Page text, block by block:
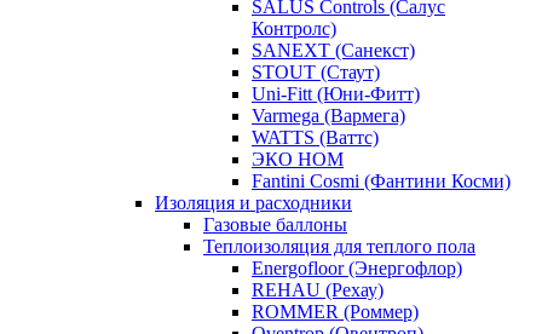
SALUS Controls (Салус
Контролс)
SANEXT (Санекст)
STOUT (Стаут)
Uni-Fitt (Юни-Фитт)
Varmega (Вармега)
WATTS (Ваттс)
ЭКО НОМ
Fantini Cosmi (Фантини Косми)
Изоляция и расходники
Газовые баллоны
Теплоизоляция для теплого пола
Energofloor (Энергофлор)
REHAU (Рехау)
ROMMER (Роммер)